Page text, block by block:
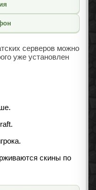
серверов можно
уже установлен
скины по